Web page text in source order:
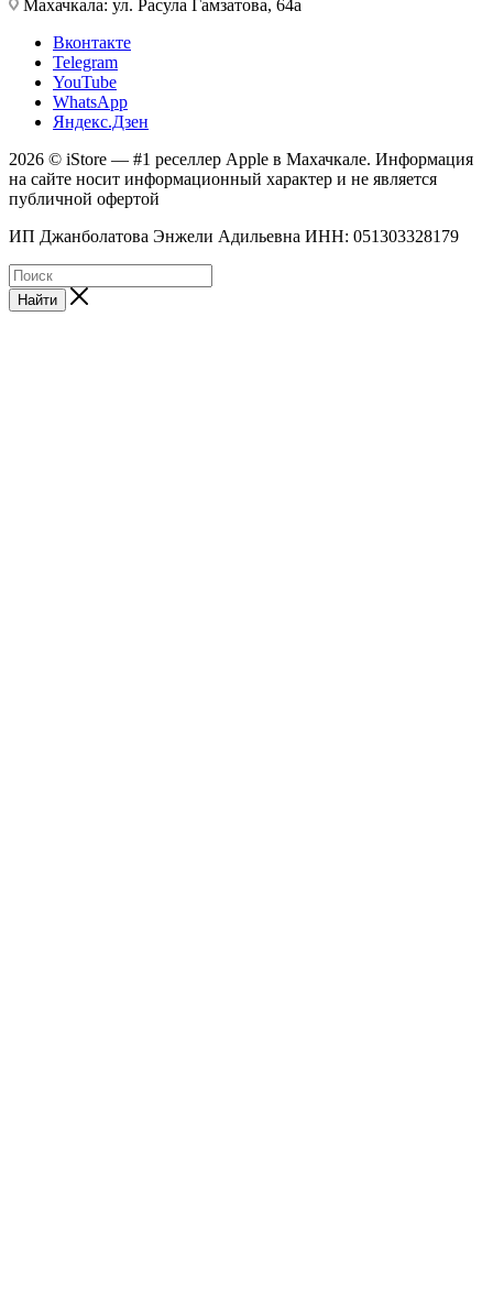
Махачкала: ул. Расула Гамзатова, 64а
Вконтакте
Telegram
YouTube
WhatsApp
Яндекс.Дзен
2026 © iStore — #1 реселлер Apple в Махачкале. Информация
на сайте носит информационный характер и не является
публичной офертой
ИП Джанболатова Энжели Адильевна ИНН: 051303328179
Найти